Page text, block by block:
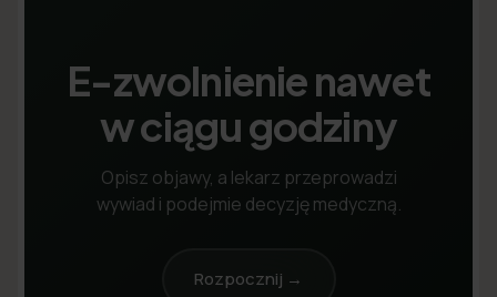
E-zwolnienie nawet
w ciągu godziny
Opisz objawy, a lekarz przeprowadzi
wywiad i podejmie decyzję medyczną.
Rozpocznij →